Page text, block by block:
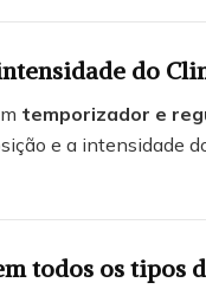
do
temporizador e
e a intensidade
todos os tipos